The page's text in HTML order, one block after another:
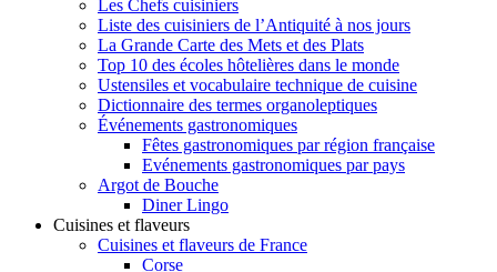
Les Chefs cuisiniers
Liste des cuisiniers de l’Antiquité à nos jours
La Grande Carte des Mets et des Plats
Top 10 des écoles hôtelières dans le monde
Ustensiles et vocabulaire technique de cuisine
Dictionnaire des termes organoleptiques
Événements gastronomiques
Fêtes gastronomiques par région française
Evénements gastronomiques par pays
Argot de Bouche
Diner Lingo
Cuisines et flaveurs
Cuisines et flaveurs de France
Corse